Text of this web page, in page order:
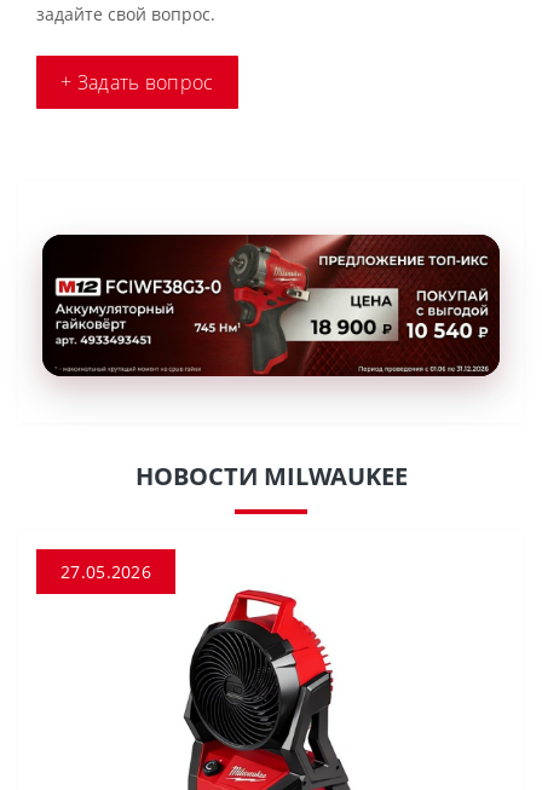
задайте свой вопрос.
+ Задать вопрос
НОВОСТИ MILWAUKEE
27.05.2026